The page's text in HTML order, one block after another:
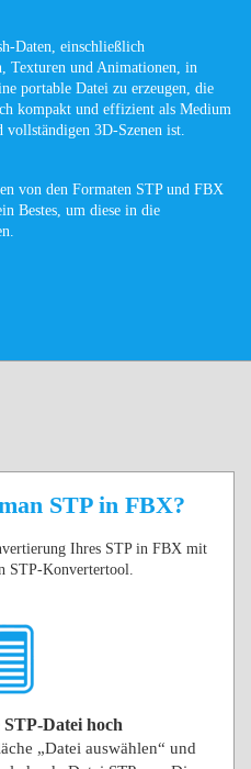
Daten, einschließlich
Texturen und Animationen, in
portable Datei zu erzeugen, die
kompakt und effizient als Medium
3D-Szenen ist.
von den Formaten STP und FBX
Bestes, um diese in die
STP in FBX?
Ihres STP in FBX mit
STP-Konvertertool.
Datei hoch
„Datei auswählen“ und